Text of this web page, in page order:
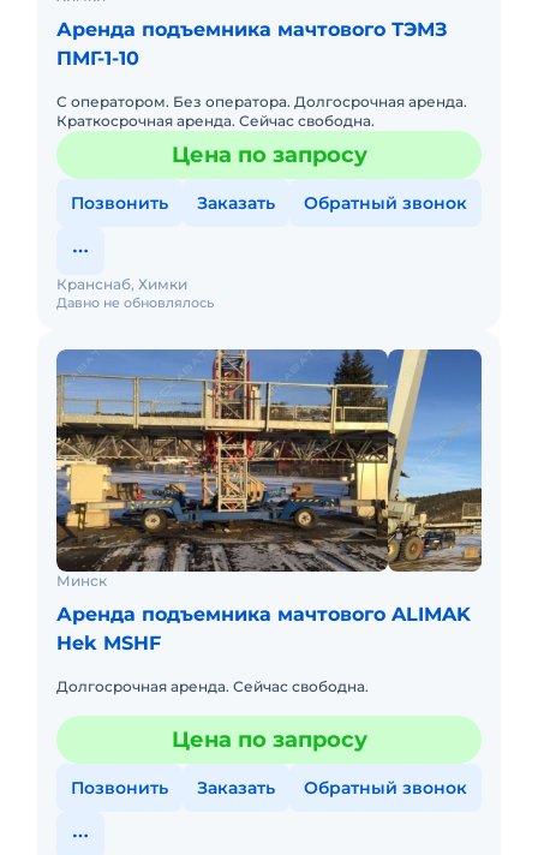
Аренда подъемника мачтового ТЭМЗ
ПМГ-1-10
С оператором. Без оператора. Долгосрочная аренда.
Краткосрочная аренда. Сейчас свободна.
Цена по запросу
Позвонить Заказать Обратный звонок
Давно не обновлялось
Кранснаб, Химки
Минск
Аренда подъемника мачтового ALIMAK
Hek MSHF
Долгосрочная аренда. Сейчас свободна.
Цена по запросу
Позвонить Заказать Обратный звонок